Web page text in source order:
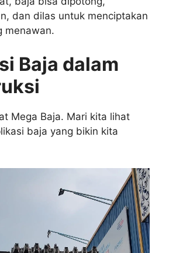
dan dilas untuk menciptakan
menawan.
Baja dalam
Mega Baja. Mari kita lihat
baja yang bikin kita